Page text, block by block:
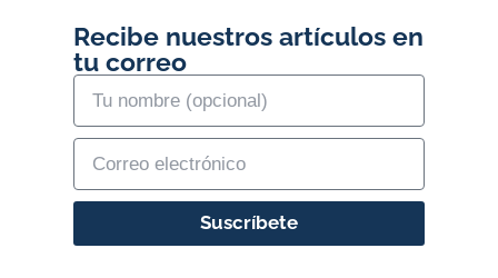
Recibe nuestros artículos en
tu correo
Suscríbete